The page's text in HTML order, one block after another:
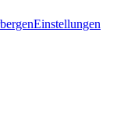
Einstellungen